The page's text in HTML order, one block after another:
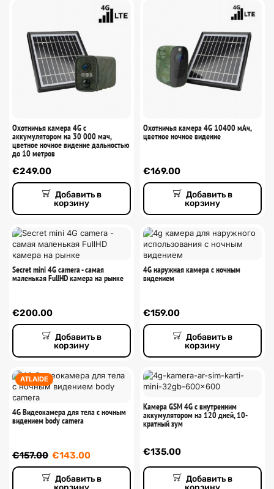
Охотничья камера 4G с
аккумулятором на 30 000 мач,
цветное ночное видение дальностью
до 10 метров
€249.00
Добавить в
корзину
Охотничья камера 4G 10400 мАч,
цветное ночное видение
€169.00
Добавить в
корзину
Secret mini 4G camera - самая
маленькая FullHD камера на рынке
€200.00
Добавить в
корзину
4G наружная камера с ночным
видением
€159.00
Добавить в
корзину
ATLAIDE
4G Видеокамера для тела с ночным
видением body camera
€157.00 €143.00
Добавить в
Камера GSM 4G с внутренним
аккумулятором на 120 дней, 10-
кратный зум
€135.00
Добавить в